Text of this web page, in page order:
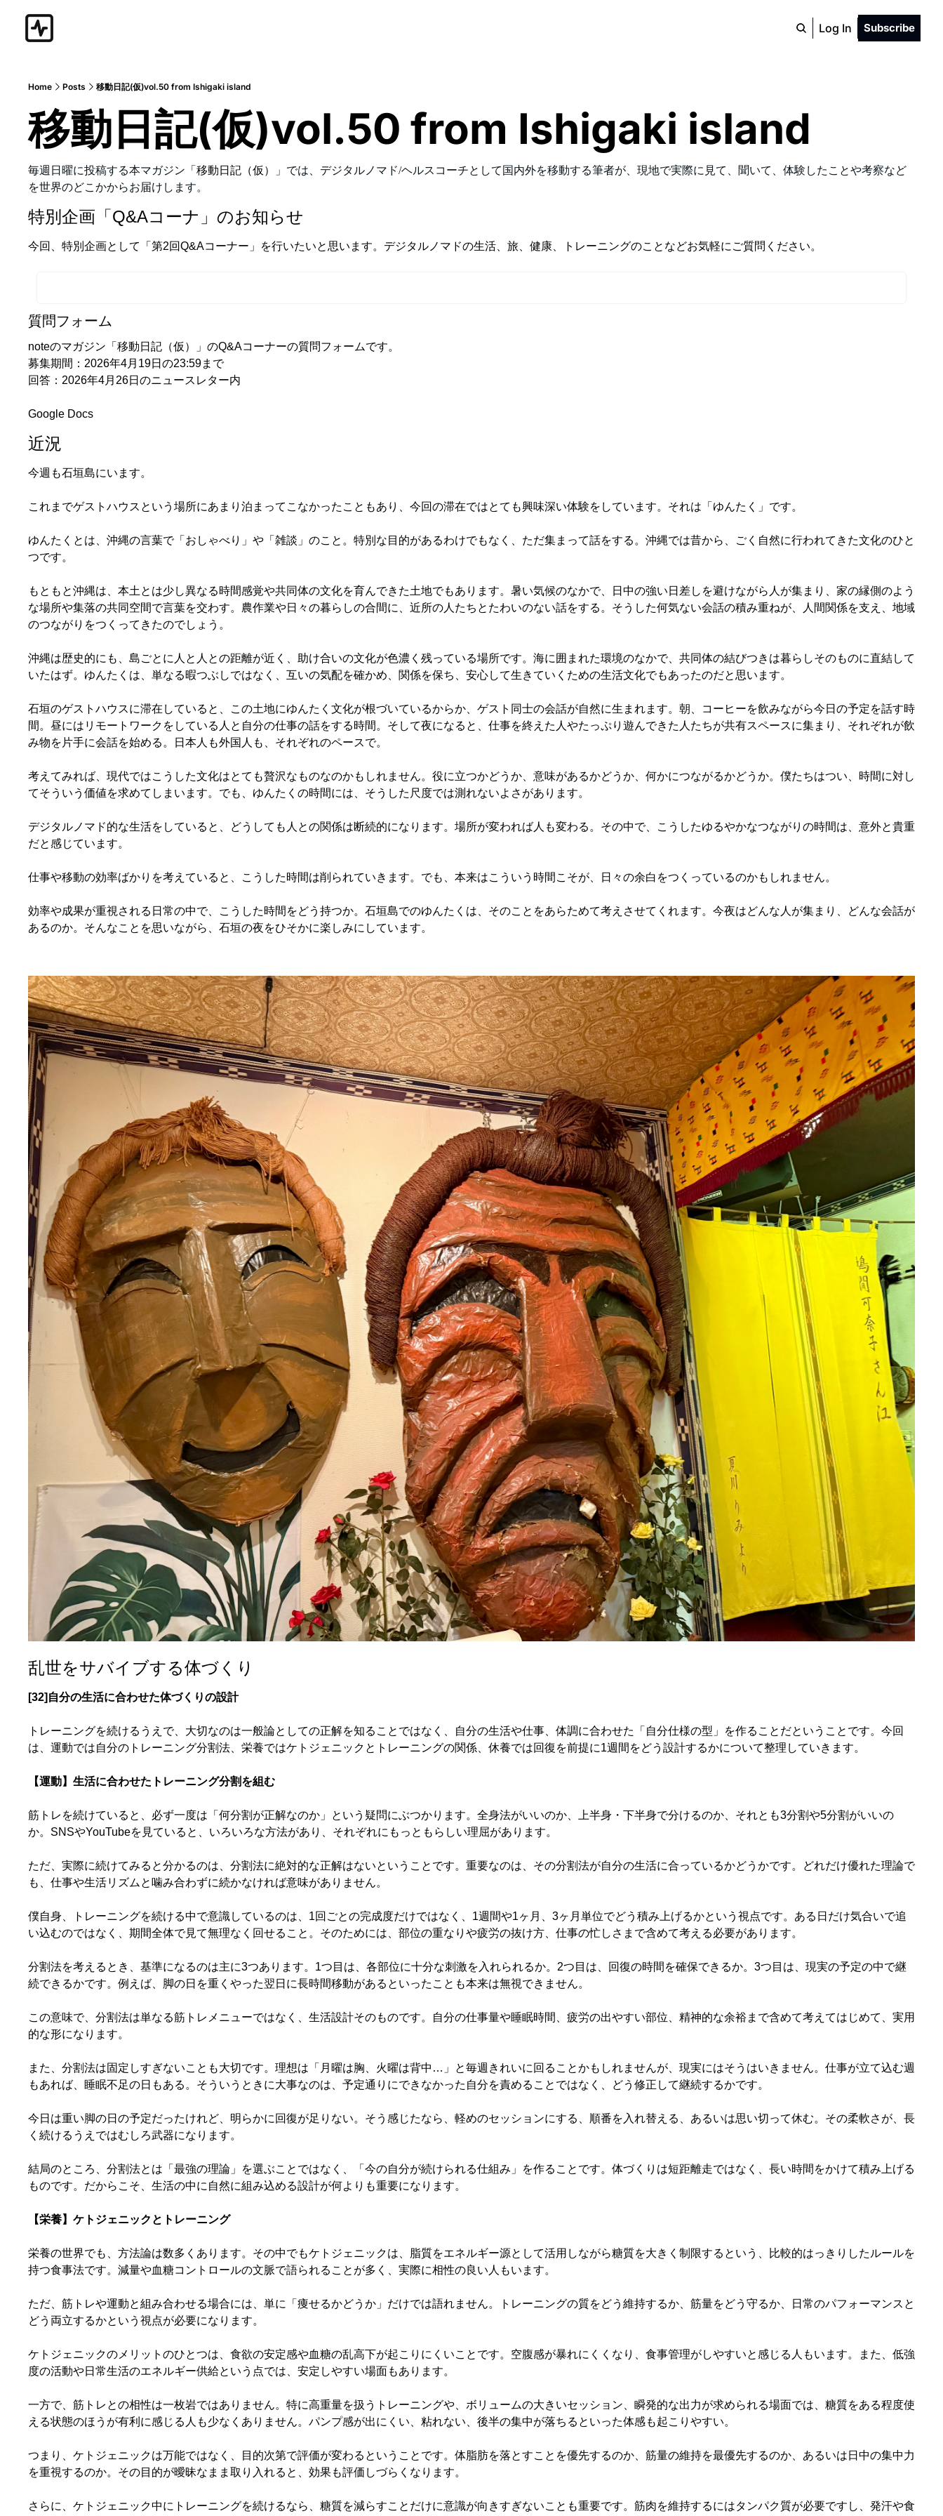
Log In Subscribe
Home Posts 移動日記(仮)vol.50 from Ishigaki island
移動日記(仮)vol.50 from Ishigaki island
毎週日曜に投稿する本マガジン「 移動日記（仮）
」では、デジタルノマド/ヘルスコーチとして国内外を移動する筆者が、現地で実際に見て、聞いて、体験したことや考察など
を世界のどこかからお届けします。
特別企画「Q&Aコーナ」のお知らせ
今回、特別企画として「第2回Q&Aコーナー」を行いたいと思います。デジタルノマドの生活、旅、健康、トレーニングのことなどお気軽にご質問ください。
質問フォーム
noteのマガジン「移動日記（仮）」のQ&Aコーナーの質問フォームです。
募集期間：2026年4月19日の23:59まで
回答：2026年4月26日のニュースレター内
Google Docs
近況
今週も石垣島にいます。
これまでゲストハウスという場所にあまり泊まってこなかったこともあり、今回の滞在ではとても興味深い体験をしています。それは「ゆんたく」です。
ゆんたくとは、沖縄の言葉で「おしゃべり」や「雑談」のこと。特別な目的があるわけでもなく、ただ集まって話をする。沖縄では昔から、ごく自然に行われてきた文化のひと
つです。
もともと沖縄は、本土とは少し異なる時間感覚や共同体の文化を育んできた土地でもあります。暑い気候のなかで、日中の強い日差しを避けながら人が集まり、家の縁側のよう
な場所や集落の共同空間で言葉を交わす。農作業や日々の暮らしの合間に、近所の人たちとたわいのない話をする。そうした何気ない会話の積み重ねが、人間関係を支え、地域
のつながりをつくってきたのでしょう。
沖縄は歴史的にも、島ごとに人と人との距離が近く、助け合いの文化が色濃く残っている場所です。海に囲まれた環境のなかで、共同体の結びつきは暮らしそのものに直結して
いたはず。ゆんたくは、単なる暇つぶしではなく、互いの気配を確かめ、関係を保ち、安心して生きていくための生活文化でもあったのだと思います。
石垣のゲストハウスに滞在していると、この土地にゆんたく文化が根づいているからか、ゲスト同士の会話が自然に生まれます。朝、コーヒーを飲みながら今日の予定を話す時
間。昼にはリモートワークをしている人と自分の仕事の話をする時間。そして夜になると、仕事を終えた人やたっぷり遊んできた人たちが共有スペースに集まり、それぞれが飲
み物を片手に会話を始める。日本人も外国人も、それぞれのペースで。
考えてみれば、現代ではこうした文化はとても贅沢なものなのかもしれません。役に立つかどうか、意味があるかどうか、何かにつながるかどうか。僕たちはつい、時間に対し
てそういう価値を求めてしまいます。でも、ゆんたくの時間には、そうした尺度では測れないよさがあります。
デジタルノマド的な生活をしていると、どうしても人との関係は断続的になります。場所が変われば人も変わる。その中で、こうしたゆるやかなつながりの時間は、意外と貴重
だと感じています。
仕事や移動の効率ばかりを考えていると、こうした時間は削られていきます。でも、本来はこういう時間こそが、日々の余白をつくっているのかもしれません。
効率や成果が重視される日常の中で、こうした時間をどう持つか。石垣島でのゆんたくは、そのことをあらためて考えさせてくれます。今夜はどんな人が集まり、どんな会話が
あるのか。そんなことを思いながら、石垣の夜をひそかに楽しみにしています。
乱世をサバイブする体づくり
[32]自分の生活に合わせた体づくりの設計
トレーニングを続けるうえで、大切なのは一般論としての正解を知ることではなく、自分の生活や仕事、体調に合わせた「自分仕様の型」を作ることだということです。今回
は、運動では自分のトレーニング分割法、栄養ではケトジェニックとトレーニングの関係、休養では回復を前提に1週間をどう設計するかについて整理していきます。
【運動】生活に合わせたトレーニング分割を組む
筋トレを続けていると、必ず一度は「何分割が正解なのか」という疑問にぶつかります。全身法がいいのか、上半身・下半身で分けるのか、それとも3分割や5分割がいいの
か。SNSやYouTubeを見ていると、いろいろな方法があり、それぞれにもっともらしい理屈があります。
ただ、実際に続けてみると分かるのは、分割法に絶対的な正解はないということです。重要なのは、その分割法が自分の生活に合っているかどうかです。どれだけ優れた理論で
も、仕事や生活リズムと噛み合わずに続かなければ意味がありません。
僕自身、トレーニングを続ける中で意識しているのは、1回ごとの完成度だけではなく、1週間や1ヶ月、3ヶ月単位でどう積み上げるかという視点です。ある日だけ気合いで追
い込むのではなく、期間全体で見て無理なく回せること。そのためには、部位の重なりや疲労の抜け方、仕事の忙しさまで含めて考える必要があります。
分割法を考えるとき、基準になるのは主に3つあります。1つ目は、各部位に十分な刺激を入れられるか。2つ目は、回復の時間を確保できるか。3つ目は、現実の予定の中で継
続できるかです。例えば、脚の日を重くやった翌日に長時間移動があるといったことも本来は無視できません。
この意味で、分割法は単なる筋トレメニューではなく、生活設計そのものです。自分の仕事量や睡眠時間、疲労の出やすい部位、精神的な余裕まで含めて考えてはじめて、実用
的な形になります。
また、分割法は固定しすぎないことも大切です。理想は「月曜は胸、火曜は背中…」と毎週きれいに回ることかもしれませんが、現実にはそうはいきません。仕事が立て込む週
もあれば、睡眠不足の日もある。そういうときに大事なのは、予定通りにできなかった自分を責めることではなく、どう修正して継続するかです。
今日は重い脚の日の予定だったけれど、明らかに回復が足りない。そう感じたなら、軽めのセッションにする、順番を入れ替える、あるいは思い切って休む。その柔軟さが、長
く続けるうえではむしろ武器になります。
結局のところ、分割法とは「最強の理論」を選ぶことではなく、「今の自分が続けられる仕組み」を作ることです。体づくりは短距離走ではなく、長い時間をかけて積み上げる
ものです。だからこそ、生活の中に自然に組み込める設計が何よりも重要になります。
【栄養】ケトジェニックとトレーニング
栄養の世界でも、方法論は数多くあります。その中でもケトジェニックは、脂質をエネルギー源として活用しながら糖質を大きく制限するという、比較的はっきりしたルールを
持つ食事法です。減量や血糖コントロールの文脈で語られることが多く、実際に相性の良い人もいます。
ただ、筋トレや運動と組み合わせる場合には、単に「痩せるかどうか」だけでは語れません。トレーニングの質をどう維持するか、筋量をどう守るか、日常のパフォーマンスと
どう両立するかという視点が必要になります。
ケトジェニックのメリットのひとつは、食欲の安定感や血糖の乱高下が起こりにくいことです。空腹感が暴れにくくなり、食事管理がしやすいと感じる人もいます。また、低強
度の活動や日常生活のエネルギー供給という点では、安定しやすい場面もあります。
一方で、筋トレとの相性は一枚岩ではありません。特に高重量を扱うトレーニングや、ボリュームの大きいセッション、瞬発的な出力が求められる場面では、糖質をある程度使
える状態のほうが有利に感じる人も少なくありません。パンプ感が出にくい、粘れない、後半の集中が落ちるといった体感も起こりやすい。
つまり、ケトジェニックは万能ではなく、目的次第で評価が変わるということです。体脂肪を落とすことを優先するのか、筋量の維持を最優先するのか、あるいは日中の集中力
を重視するのか。その目的が曖昧なまま取り入れると、効果も評価しづらくなります。
さらに、ケトジェニック中にトレーニングを続けるなら、糖質を減らすことだけに意識が向きすぎないことも重要です。筋肉を維持するにはタンパク質が必要ですし、発汗や食